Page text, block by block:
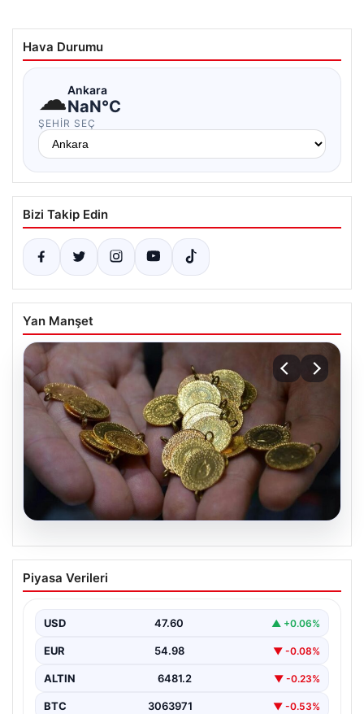
Hava Durumu
☁Ankara
NaN°C
ŞEHIR SEÇ
Bizi Takip Edin
Yan Manşet
05.08.2026
Altın fiyatları canlı 14 Nisan 2026: Altın
fiyatları ne kadar oldu? Gram, çeyrek,
fiyatları
Piyasa Verileri
USD 47.60 ▲ +0.06%
EUR 54.98 ▼ -0.08%
ALTIN 6481.2 ▼ -0.23%
BTC 3063971 ▼ -0.53%